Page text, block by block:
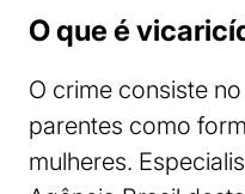
O que é
O crime consiste
parentes como
mulheres.